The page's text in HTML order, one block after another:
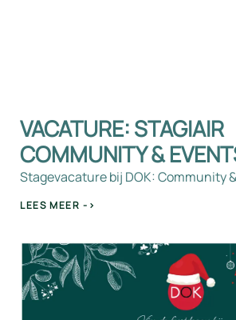
VACATURE: STAGIAIR
COMMUNITY &
Stagevacature bij DOK: Community
LEES MEER ->